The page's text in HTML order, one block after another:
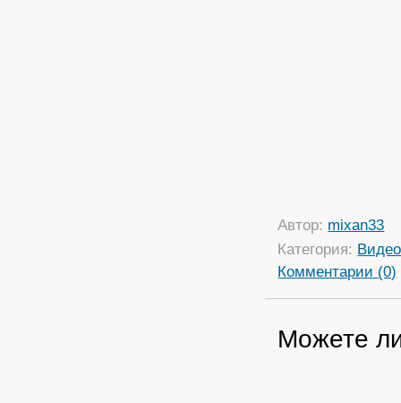
Автор: mixan33
Категория: Видео
Комментарии (0)
Можете